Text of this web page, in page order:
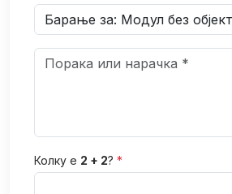
Колку е 2 + 2? *